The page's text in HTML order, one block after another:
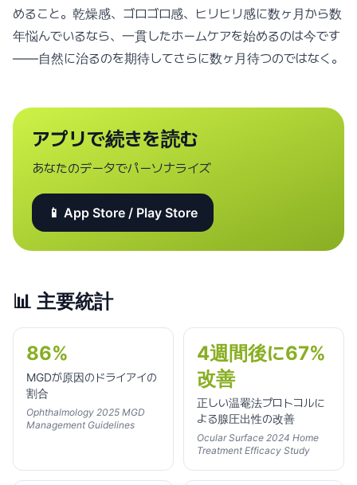
めること。乾燥感、ゴロゴロ感、ヒリヒリ感に数ヶ月から数
年悩んでいるなら、一貫したホームケアを始めるのは今です
——自然に治るのを期待してさらに数ヶ月待つのではなく。
アプリで続きを読む
あなたのデータでパーソナライズ
📱 App Store / Play Store
📊 主要統計
86%
MGDが原因のドライアイの
割合
Ophthalmology 2025 MGD
Management Guidelines
4週間後に67%
改善
正しい温罨法プロトコルに
よる腺圧出性の改善
Ocular Surface 2024 Home
Treatment Efficacy Study